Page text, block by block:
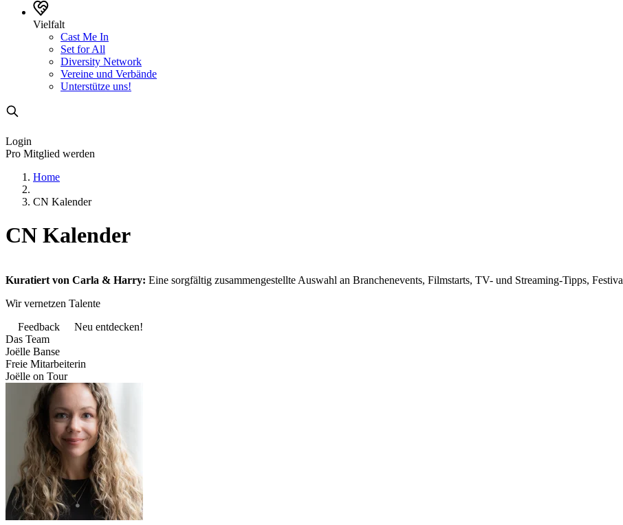
Vielfalt
Cast Me In
Set for All
Diversity Network
Vereine und Verbände
Unterstütze uns!
Login
Pro Mitglied werden
Home
CN Kalender
CN Kalender
Kuratiert von Carla & Harry: Eine sorgfältig zusammengestellte Auswahl an Branchenevents, Filmstarts, TV- und Streaming-Tipps,
Wir vernetzen Talente
Feedback
Neu entdecken!
Das Team
Joëlle Banse
Freie Mitarbeiterin
Joëlle on Tour